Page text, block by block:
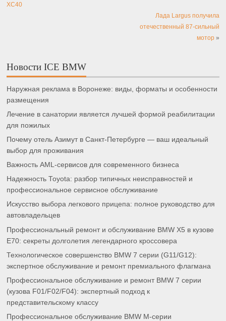
XC40
Лада Largus получила
отечественный 87-сильный
мотор»
Новости ICE BMW
Наружная реклама в Воронеже: виды, форматы и особенности
размещения
Лечение в санатории является лучшей формой реабилитации
для пожилых
Почему отель Азимут в Санкт-Петербурге — ваш идеальный
выбор для проживания
Важность AML-сервисов для современного бизнеса
Надежность Toyota: разбор типичных неисправностей и
профессиональное сервисное обслуживание
Искусство выбора легкового прицепа: полное руководство для
автовладельцев
Профессиональный ремонт и обслуживание BMW X5 в кузове
E70: секреты долголетия легендарного кроссовера
Технологическое совершенство BMW 7 серии (G11/G12):
экспертное обслуживание и ремонт премиального флагмана
Профессиональное обслуживание и ремонт BMW 7 серии
(кузова F01/F02/F04): экспертный подход к
представительскому классу
Профессиональное обслуживание BMW M-серии